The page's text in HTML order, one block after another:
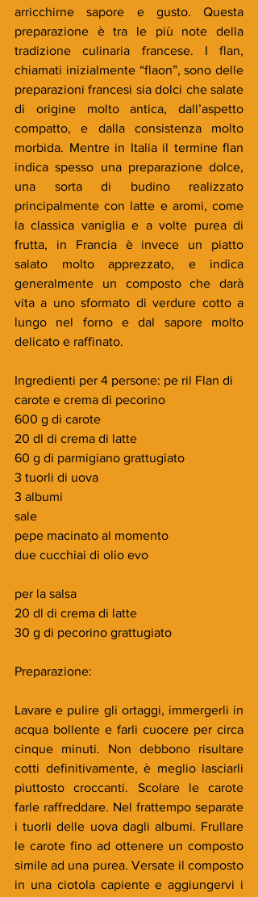
arricchirne sapore e gusto. Questa
preparazione è tra le più note della
tradizione culinaria francese. I flan,
chiamati inizialmente “flaon”, sono delle
preparazioni francesi sia dolci che salate
di origine molto antica, dall’aspetto
compatto, e dalla consistenza molto
morbida. Mentre in Italia il termine flan
indica spesso una preparazione dolce,
una sorta di budino realizzato
principalmente con latte e aromi, come
la classica vaniglia e a volte purea di
frutta, in Francia è invece un piatto
salato molto apprezzato, e indica
generalmente un composto che darà
vita a uno sformato di verdure cotto a
lungo nel forno e dal sapore molto
delicato e raffinato.
Ingredienti per 4 persone: pe ril Flan di
carote e crema di pecorino
600 g di carote
20 dl di crema di latte
60 g di parmigiano grattugiato
3 tuorli di uova
3 albumi
sale
pepe macinato al momento
due cucchiai di olio evo
per la salsa
20 dl di crema di latte
30 g di pecorino grattugiato
Preparazione:
Lavare e pulire gli ortaggi, immergerli in
acqua bollente e farli cuocere per circa
cinque minuti. Non debbono risultare
cotti definitivamente, è meglio lasciarli
piuttosto croccanti. Scolare le carote
farle raffreddare. Nel frattempo separate
i tuorli delle uova dagli albumi. Frullare
le carote fino ad ottenere un composto
simile ad una purea. Versate il composto
in una ciotola capiente e aggiungervi i